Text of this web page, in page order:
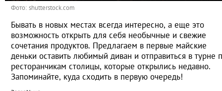
Фото: shutterstock.com
Бывать в новых местах всегда интересно, а еще это
возможность открыть для себя необычные и свежие
сочетания продуктов. Предлагаем в первые майские
деньки оставить любимый диван и отправиться в турне
ресторанчикам столицы, которые открылись недавно.
Запоминайте, куда сходить в первую очередь!